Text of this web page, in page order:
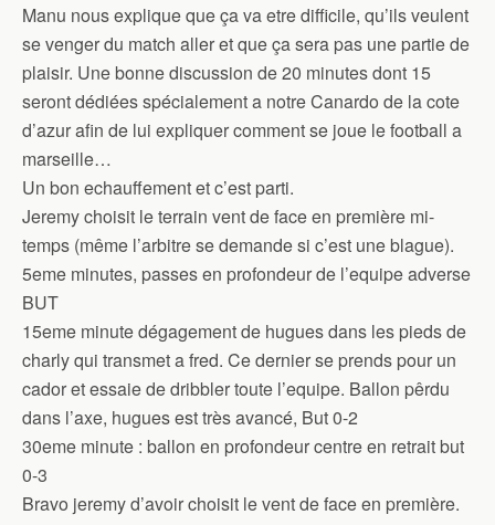
Manu nous explique que ça va etre difficile, qu’ils veulent
se venger du match aller et que ça sera pas une partie de
plaisir. Une bonne discussion de 20 minutes dont 15
seront dédiées spécialement a notre Canardo de la cote
d’azur afin de lui expliquer comment se joue le football a
marseille…
Un bon echauffement et c’est parti.
Jeremy choisit le terrain vent de face en première mi-
temps (même l’arbitre se demande si c’est une blague).
5eme minutes, passes en profondeur de l’equipe adverse
BUT
15eme minute dégagement de hugues dans les pieds de
charly qui transmet a fred. Ce dernier se prends pour un
cador et essaie de dribbler toute l’equipe. Ballon pêrdu
dans l’axe, hugues est très avancé, But 0-2
30eme minute : ballon en profondeur centre en retrait but
0-3
Bravo jeremy d’avoir choisit le vent de face en première.